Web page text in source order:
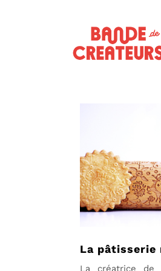
La pâtisserie
La créatrice de